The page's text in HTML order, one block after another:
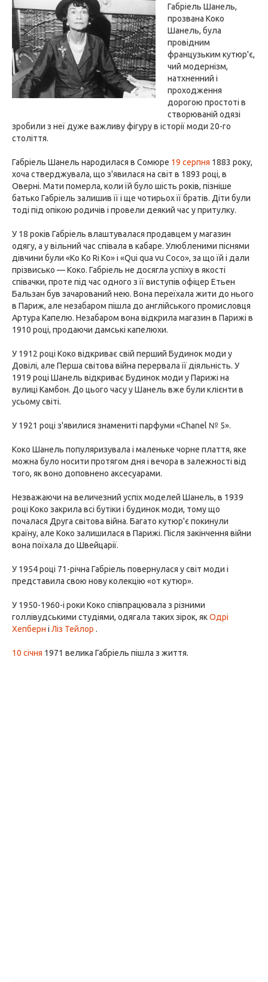
Габріель Шанель,
прозвана Коко
Шанель, була
провідним
французьким кутюр'є,
чий модернізм,
натхненний і
проходження
дорогою простоті в
створюваній одязі
зробили з неї дуже важливу фігуру в історії моди 20-го
століття.
Габріель Шанель народилася в Сомюре 19 серпня 1883 року,
хоча стверджувала, що з'явилася на світ в 1893 році, в
Оверні. Мати померла, коли їй було шість років, пізніше
батько Габріель залишив її і ще чотирьох її братів. Діти були
тоді під опікою родичів і провели деякий час у притулку.
У 18 років Габріель влаштувалася продавцем у магазин
одягу, а у вільний час співала в кабаре. Улюбленими піснями
дівчини були «Ko Ko Ri Ko» і «Qui qua vu Coco», за що їй і дали
прізвисько — Коко. Габріель не досягла успіху в якості
співачки, проте під час одного з її виступів офіцер Етьен
Бальзан був зачарований нею. Вона переїхала жити до нього
в Париж, але незабаром пішла до англійського промисловця
Артура Капелю. Незабаром вона відкрила магазин в Парижі в
1910 році, продаючи дамські капелюхи.
У 1912 році Коко відкриває свій перший Будинок моди у
Довілі, але Перша світова війна перервала її діяльність. У
1919 році Шанель відкриває Будинок моди у Парижі на
вулиці Камбон. До цього часу у Шанель вже були клієнти в
усьому світі.
У 1921 році з'явилися знамениті парфуми «Chanel № 5».
Коко Шанель популяризувала і маленьке чорне плаття, яке
можна було носити протягом дня і вечора в залежності від
того, як воно доповнено аксесуарами.
Незважаючи на величезний успіх моделей Шанель, в 1939
році Коко закрила всі бутіки і будинок моди, тому що
почалася Друга світова війна. Багато кутюр'є покинули
країну, але Коко залишилася в Парижі. Після закінчення війни
вона поїхала до Швейцарії.
У 1954 році 71-річна Габріель повернулася у світ моди і
представила свою нову колекцію «от кутюр».
У 1950-1960-і роки Коко співпрацювала з різними
голлівудськими студіями, одягала таких зірок, якОдрі
Хепберн і Ліз Тейлор .
10 січня 1971 велика Габріель пішла з життя.